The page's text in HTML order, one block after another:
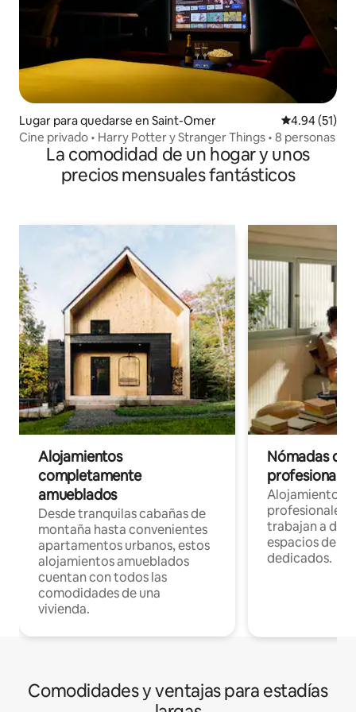
Lugar para quedarse en Saint-Omer Calificación
4.94 (51)
Cine privado • Harry Potter y Stranger Things • 8 personas
La comodidad de un hogar y unos
precios mensuales fantásticos
Alojamientos
completamente
amueblados
Desde tranquilas cabañas de
montaña hasta convenientes
apartamentos urbanos, estos
alojamientos amueblados
cuentan con todos las
comodidades de una
vivienda.
Nómadas
Alojamientos
profesionales
trabajan a
espacios de
dedicados.
Comodidades y ventajas para estadías